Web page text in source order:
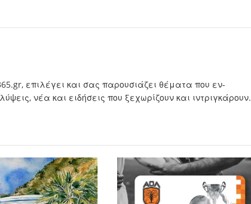
επιλέγει και σας παρουσιάζει θέματα που εν-
νέα και ειδήσεις που ξεχωρίζουν και ιντριγκάρουν.